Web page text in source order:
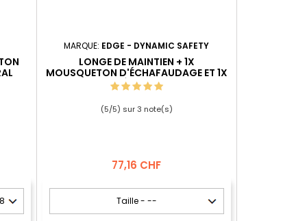
MARQUE: EDGE - DYNAMIC SAFETY
LONGE DE MAINTIEN + 1X
MOUSQUETON D'ÉCHAFAUDAGE ET 1X
MOUSQUETON À VIS (EL1AH10) EDGE
FOX 2 1M
(5/5) sur3 note(s)
Prix
77,16 CHF